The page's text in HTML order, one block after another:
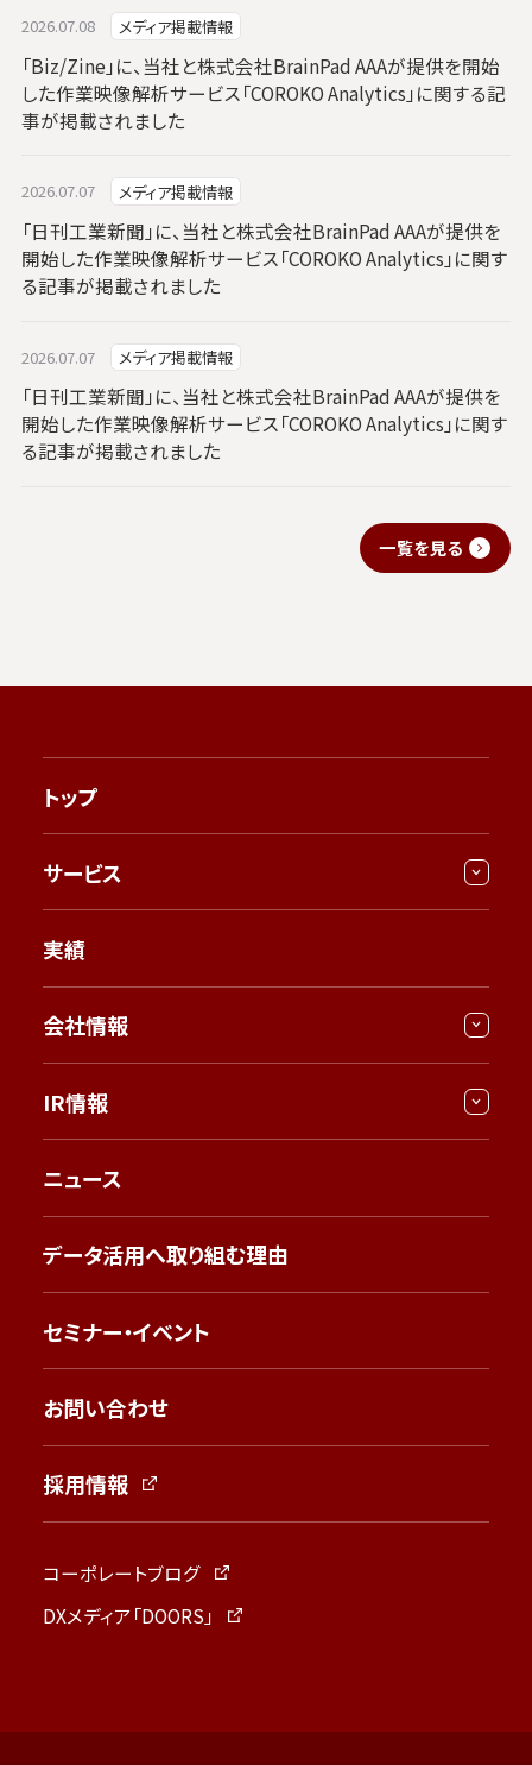
2026.07.08 メディア掲載情報
「Biz/Zine」に、当社と株式会社BrainPad AAAが提供を開始
した作業映像解析サービス「COROKO Analytics」に関する記
事が掲載されました
2026.07.07 メディア掲載情報
「日刊工業新聞」に、当社と株式会社BrainPad AAAが提供を
開始した作業映像解析サービス「COROKO Analytics」に関す
る記事が掲載されました
2026.07.07 メディア掲載情報
「日刊工業新聞」に、当社と株式会社BrainPad AAAが提供を
開始した作業映像解析サービス「COROKO Analytics」に関す
る記事が掲載されました
一覧を見る
トップ
サービス
実績
会社情報
IR情報
ニュース
データ活用へ取り組む理由
セミナー・イベント
お問い合わせ
採用情報
コーポレートブログ
DXメディア「DOORS」